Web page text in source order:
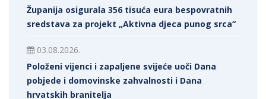
Županija osigurala 356 tisuća eura bespovratnih
sredstava za projekt „Aktivna djeca punog srca“
03.08.2026.
Položeni vijenci i zapaljene svijeće uoči Dana
pobjede i domovinske zahvalnosti i Dana
hrvatskih branitelja